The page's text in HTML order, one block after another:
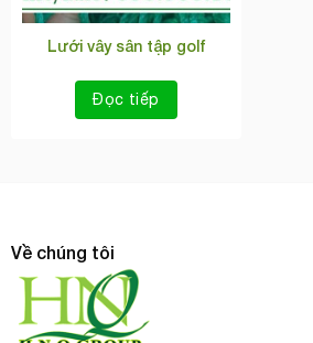
Lưới vây sân tập golf
Đọc tiếp
Về chúng tôi